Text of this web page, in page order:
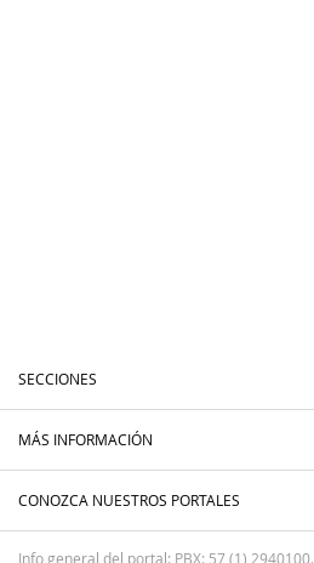
SECCIONES
MÁS INFORMACIÓN
CONOZCA NUESTROS PORTALES
Info general del portal: PBX: 57 (1) 2940100.